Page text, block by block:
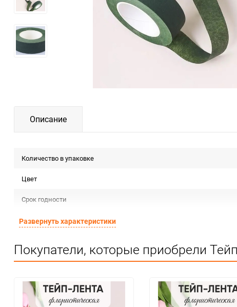
Описание
Количество в упаковке
Цвет
Срок годности
Страна изготовителя
Сертификация
Особые условия
Минимальное количество
Развернуть характеристики
Покупатели, которые приобрели